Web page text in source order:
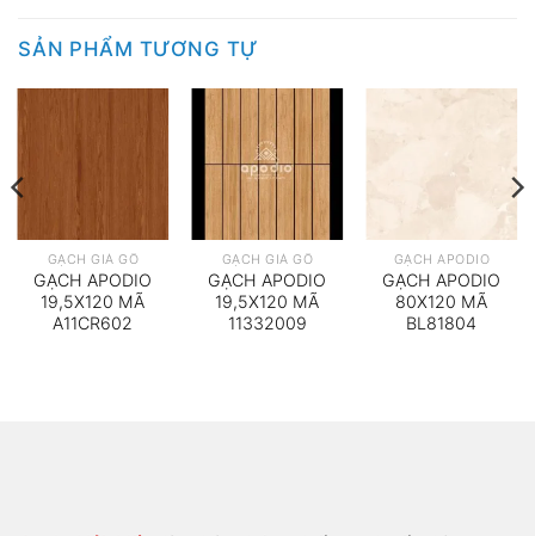
SẢN PHẨM TƯƠNG TỰ
GẠCH GIẢ GỖ
GẠCH APODIO
19,5X120 MÃ
A11CR602
GẠCH GIẢ GỖ
GẠCH APODIO
19,5X120 MÃ
11332009
GẠCH APODIO
GẠCH APODIO
80X120 MÃ
BL81804